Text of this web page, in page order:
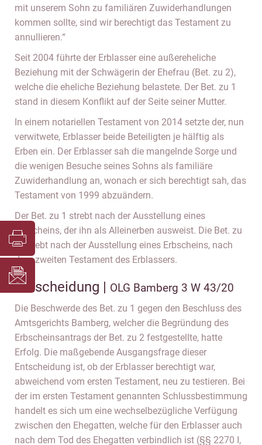
mit unserem Sohn zu familiären Zuwiderhandlungen
kommen sollte, sind wir berechtigt das Testament zu
annullieren.“
Seit 2004 führte der Erblasser eine außereheliche
Beziehung mit der Schwägerin der Ehefrau (Bet. zu 2),
welche die eheliche Beziehung belastete. Der Bet. zu 1
stand in diesem Konflikt auf der Seite seiner Mutter.
In einem notariellen Testament von 2014 setzte der, nun
verwitwete, Erblasser beide Beteiligten je hälftig als
Erben ein. Der Erblasser sah die mangelnde Sorge und
die wenigen Besuche seines Sohns als familiäre
Zuwiderhandlung an, wonach er sich berechtigt sah, das
Testament von 1999 abzuändern.
Der Bet. zu 1 strebt nach der Ausstellung eines
Erbscheins, der ihn als Alleinerben ausweist. Die Bet. zu
2. strebt nach der Ausstellung eines Erbscheins, nach
dem zweiten Testament des Erblassers.
Entscheidung | OLG Bamberg 3 W 43/20
Die Beschwerde des Bet. zu 1 gegen den Beschluss des
Amtsgerichts Bamberg, welcher die Begründung des
Erbscheinsantrags der Bet. zu 2 festgestellte, hatte
Erfolg. Die maßgebende Ausgangsfrage dieser
Entscheidung ist, ob der Erblasser berechtigt war,
abweichend vom ersten Testament, neu zu testieren. Bei
der im ersten Testament genannten Schlussbestimmung
handelt es sich um eine wechselbezügliche Verfügung
zwischen den Ehegatten, welche für den Erblasser auch
nach dem Tod des Ehegatten verbindlich ist (§§ 2270 I,